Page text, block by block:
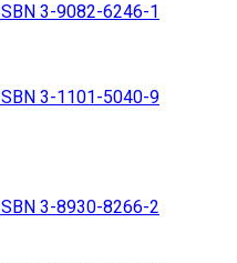
ISBN 3-9082-6246-1
ISBN 3-1101-5040-9
ISBN 3-8930-8266-2